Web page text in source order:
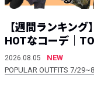
【週間ランキング
HOTなコーデ｜
2026.08.05
NEW
POPULAR OUTFITS 7/